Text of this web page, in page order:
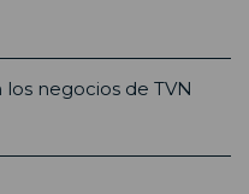
negocios de TVN